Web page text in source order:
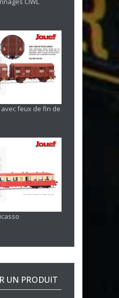
avec feux de fin de
UN PRODUIT